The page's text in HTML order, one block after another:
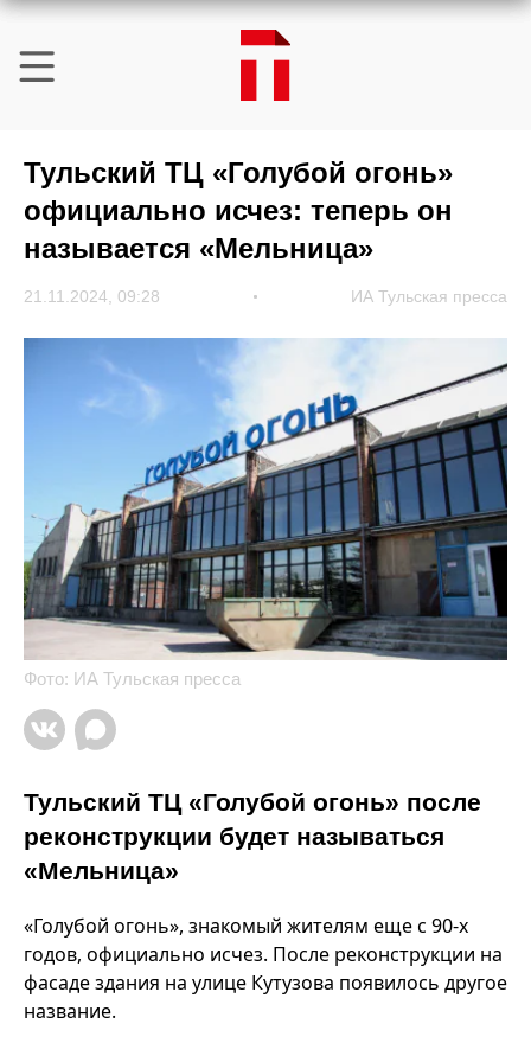
Тульский ТЦ «Голубой огонь»
официально исчез: теперь он
называется «Мельница»
21.11.2024, 09:28 ИА Тульская пресса
Фото: ИА Тульская пресса
Тульский ТЦ «Голубой огонь» после
реконструкции будет называться
«Мельница»
«Голубой огонь», знакомый жителям еще с 90-х
годов, официально исчез. После реконструкции на
фасаде здания на улице Кутузова появилось другое
название.